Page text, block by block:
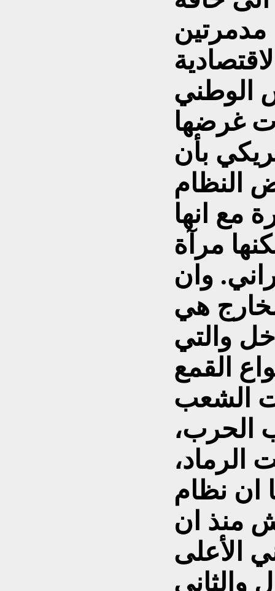
مدمرتين
الوطني
غرضها
بأن
النظام
مع انها
مرآة
وان
هي
والتي
القمع
الشعب
الحرب،
الرماد،
ان نظام
منذ ان
الأعلى
والثاني